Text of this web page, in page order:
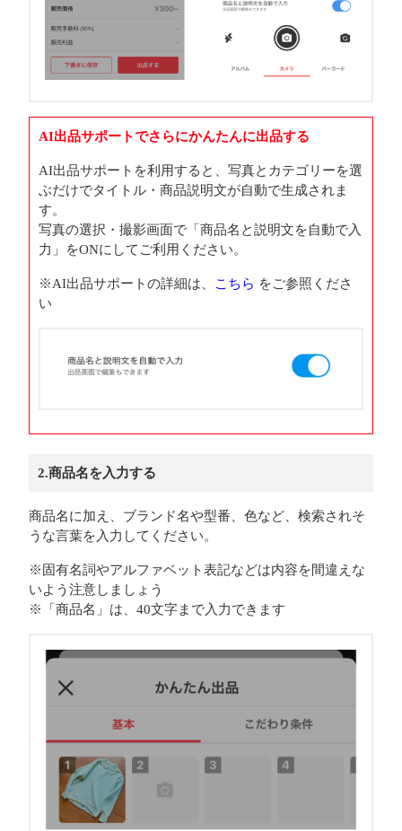
AI出品サポートでさらにかんたんに出品する
AI出品サポートを利用すると、写真とカテゴリーを選
ぶだけでタイトル・商品説明文が自動で生成されま
す。
写真の選択・撮影画面で「商品名と説明文を自動で入
力」をONにしてご利用ください。
※AI出品サポートの詳細は、 こちら をご参照くださ
い
2.商品名を入力する
商品名に加え、ブランド名や型番、色など、検索されそ
うな言葉を入力してください。
※固有名詞やアルファベット表記などは内容を間違えな
いよう注意しましょう
※「商品名」は、40文字まで入力できます